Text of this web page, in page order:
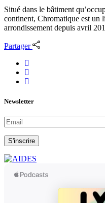
Situé dans le bâtiment
continent, Chromatique est
arrondissement depuis avril
Partager
Newsletter
S'inscrire